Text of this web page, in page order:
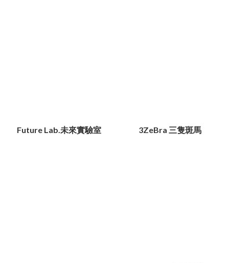
Future Lab.未來實驗室 3ZeBra 三隻斑馬